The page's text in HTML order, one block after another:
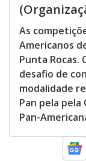
As
Americanos
Punta Rocas.
desafio de
modalidade
Pan pela
Pan-